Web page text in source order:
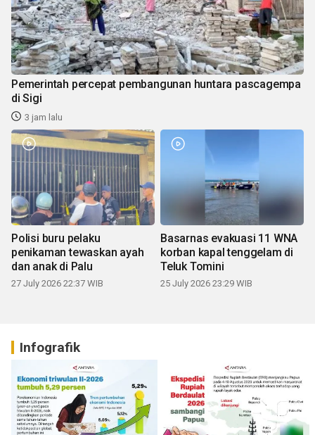
Pemerintah percepat pembangunan huntara pascagempa
di Sigi
3 jam lalu
Polisi buru pelaku
penikaman tewaskan ayah
dan anak di Palu
27 July 2026 22:37 WIB
Basarnas evakuasi 11 WNA
korban kapal tenggelam di
Teluk Tomini
25 July 2026 23:29 WIB
Infografik